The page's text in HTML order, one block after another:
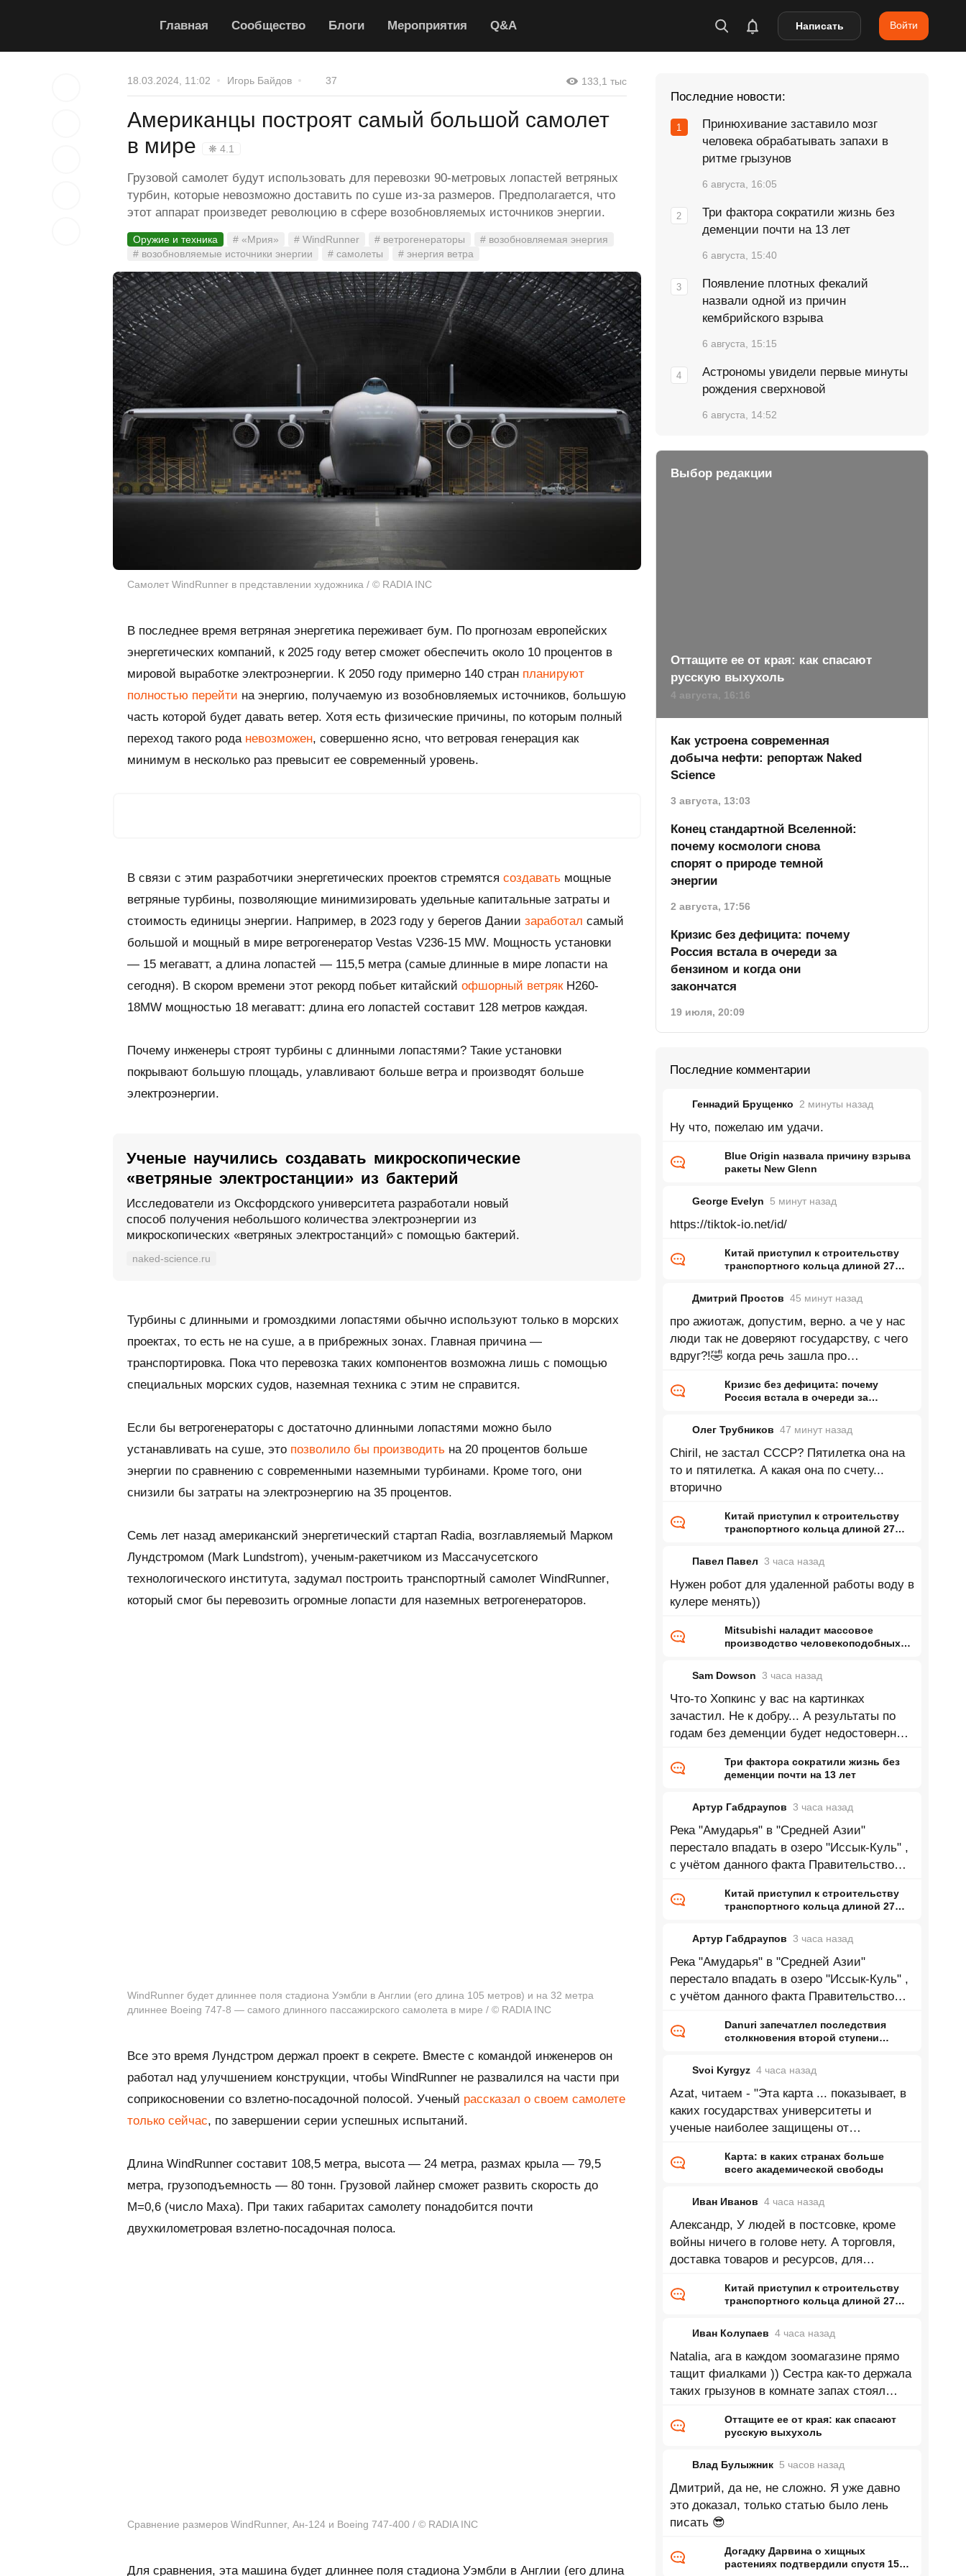
Главная Сообщество Блоги Мероприятия Q&A Написать Войти
18.03.2024, 11:02 Игорь Байдов 37 133,1 тыс
Американцы построят самый большой самолет
в мире
❋ 4.1
Грузовой самолет будут использовать для перевозки 90-метровых лопастей ветряных
турбин, которые невозможно доставить по суше из-за размеров. Предполагается, что
этот аппарат произведет революцию в сфере возобновляемых источников энергии.
Оружие и техника # «Мрия» # WindRunner # ветрогенераторы
# возобновляемая энергия
# возобновляемые источники энергии
# самолеты # энергия ветра
Cамолет WindRunner в представлении художника / © RADIA INC
В последнее время ветряная энергетика переживает бум. По прогнозам европейских
энергетических компаний, к 2025 году ветер сможет обеспечить около 10 процентов в
мировой выработке электроэнергии. К 2050 году примерно 140 стран планируют
полностью перейти на энергию, получаемую из возобновляемых источников, большую
часть которой будет давать ветер. Хотя есть физические причины, по которым полный
переход такого рода невозможен, совершенно ясно, что ветровая генерация как
минимум в несколько раз превысит ее современный уровень.
В связи с этим разработчики энергетических проектов стремятся создавать мощные
ветряные турбины, позволяющие минимизировать удельные капитальные затраты и
стоимость единицы энергии. Например, в 2023 году у берегов Дании заработал самый
большой и мощный в мире ветрогенератор Vestas V236-15 MW. Мощность установки
— 15 мегаватт, а длина лопастей — 115,5 метра (самые длинные в мире лопасти на
сегодня). В скором времени этот рекорд побьет китайский офшорный ветряк H260-
18MW мощностью 18 мегаватт: длина его лопастей составит 128 метров каждая.
Почему инженеры строят турбины с длинными лопастями? Такие установки
покрывают большую площадь, улавливают больше ветра и производят больше
электроэнергии.
Ученые научились создавать микроскопические
«ветряные электростанции» из бактерий
Исследователи из Оксфордского университета разработали новый
способ получения небольшого количества электроэнергии из
микроскопических «ветряных электростанций» с помощью бактерий.
naked-science.ru
Турбины с длинными и громоздкими лопастями обычно используют только в морских
проектах, то есть не на суше, а в прибрежных зонах. Главная причина —
транспортировка. Пока что перевозка таких компонентов возможна лишь с помощью
специальных морских судов, наземная техника с этим не справится.
Если бы ветрогенераторы с достаточно длинными лопастями можно было
устанавливать на суше, это позволило бы производить на 20 процентов больше
энергии по сравнению с современными наземными турбинами. Кроме того, они
снизили бы затраты на электроэнергию на 35 процентов.
Семь лет назад американский энергетический стартап Radia, возглавляемый Марком
Лундстромом (Mark Lundstrom), ученым-ракетчиком из Массачусетского
технологического института, задумал построить транспортный самолет WindRunner,
который смог бы перевозить огромные лопасти для наземных ветрогенераторов.
WindRunner будет длиннее поля стадиона Уэмбли в Англии (его длина 105 метров) и на 32 метра
длиннее Boeing 747-8 — самого длинного пассажирского самолета в мире / © RADIA INC
Все это время Лундстром держал проект в секрете. Вместе с командой инженеров он
работал над улучшением конструкции, чтобы WindRunner не развалился на части при
соприкосновении со взлетно-посадочной полосой. Ученый рассказал о своем самолете
только сейчас, по завершении серии успешных испытаний.
Длина WindRunner составит 108,5 метра, высота — 24 метра, размах крыла — 79,5
метра, грузоподъемность — 80 тонн. Грузовой лайнер сможет развить скорость до
М=0,6 (число Маха). При таких габаритах самолету понадобится почти
двухкилометровая взлетно-посадочная полоса.
Сравнение размеров WindRunner, Ан-124 и Boeing 747-400 / © RADIA INC
Для сравнения, эта машина будет длиннее поля стадиона Уэмбли в Англии (его длина
Последние новости:
Принюхивание заставило мозг
человека обрабатывать запахи в
ритме грызунов
6 августа, 16:05
Три фактора сократили жизнь без
деменции почти на 13 лет
6 августа, 15:40
Появление плотных фекалий
назвали одной из причин
кембрийского взрыва
6 августа, 15:15
Астрономы увидели первые минуты
рождения сверхновой
6 августа, 14:52
Выбор редакции
Оттащите ее от края: как спасают
русскую выхухоль
4 августа, 16:16
Как устроена современная
добыча нефти: репортаж Naked
Science
3 августа, 13:03
Конец стандартной Вселенной:
почему космологи снова
спорят о природе темной
энергии
2 августа, 17:56
Кризис без дефицита: почему
Россия встала в очереди за
бензином и когда они
закончатся
19 июля, 20:09
Последние комментарии
Геннадий Брущенко 2 минуты назад
Ну что, пожелаю им удачи.
Blue Origin назвала причину взрыва
ракеты New Glenn
George Evelyn 5 минут назад
https://tiktok-io.net/id/
Китай приступил к строительству
транспортного кольца длиной 27
Дмитрий Простов 45 минут назад
про ажиотаж, допустим, верно. а че у нас
люди так не доверяют государству, с чего
вдруг?!🤣 когда речь зашла про
Кризис без дефицита: почему
Россия встала в очереди за
Олег Трубников 47 минут назад
Chiril, не застал СССР? Пятилетка она на
то и пятилетка. А какая она по счету...
вторично
Китай приступил к строительству
транспортного кольца длиной 27
Павел Павел 3 часа назад
Нужен робот для удаленной работы воду в
кулере менять))
Mitsubishi наладит массовое
производство человекоподобных
двигателей
Sam Dowson 3 часа назад
Что-то Хопкинс у вас на картинках
зачастил. Не к добру... А результаты по
годам без деменции будет недостоверны
Три фактора сократили жизнь без
деменции почти на 13 лет
Артур Габдраупов 3 часа назад
Река "Амударья" в "Средней Азии"
перестало впадать в озеро "Иссык-Куль" ,
с учётом данного факта Правительство
Китай приступил к строительству
транспортного кольца длиной 27
Артур Габдраупов 3 часа назад
Река "Амударья" в "Средней Азии"
перестало впадать в озеро "Иссык-Куль" ,
с учётом данного факта Правительство
Danuri запечатлел последствия
столкновения второй ступени
Svoi Kyrgyz 4 часа назад
Azat, читаем - "Эта карта ... показывает, в
каких государствах университеты и
ученые наиболее защищены от
Карта: в каких странах больше
всего академической свободы
Иван Иванов 4 часа назад
Александр, У людей в постсовке, кроме
войны ничего в голове нету. А торговля,
доставка товаров и ресурсов, для
Китай приступил к строительству
транспортного кольца длиной 27
Иван Колупаев 4 часа назад
Natalia, ага в каждом зоомагазине прямо
тащит фиалками )) Сестра как-то держала
таких грызунов в комнате запах стоял
Оттащите ее от края: как спасают
русскую выхухоль
Влад Булыжник 5 часов назад
Дмитрий, да не, не сложно. Я уже давно
это доказал, только статью было лень
писать 😎
Догадку Дарвина о хищных
растениях подтвердили спустя 150